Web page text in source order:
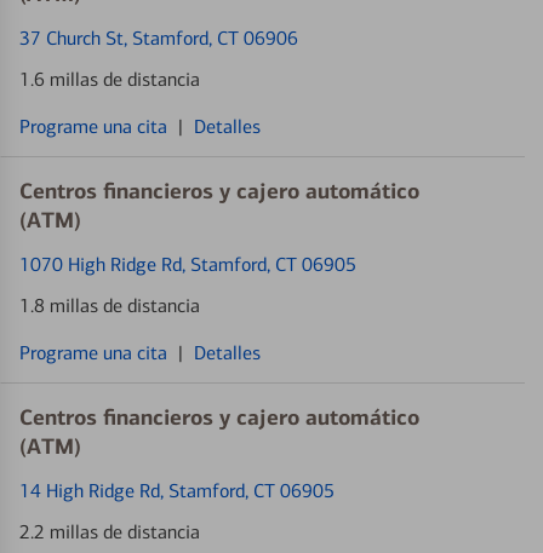
37 Church St, Stamford, CT 06906
1.6 millas de distancia
Programe una cita | Detalles
Centros financieros y cajero automático
(ATM)
1070 High Ridge Rd, Stamford, CT 06905
1.8 millas de distancia
Programe una cita | Detalles
Centros financieros y cajero automático
(ATM)
14 High Ridge Rd, Stamford, CT 06905
2.2 millas de distancia